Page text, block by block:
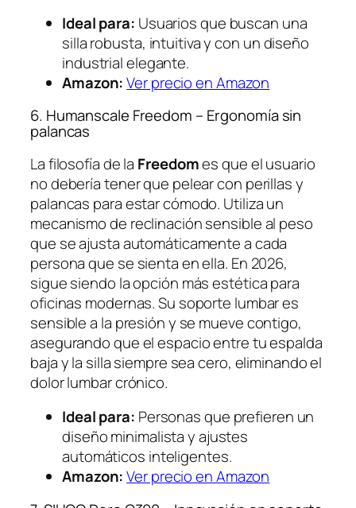
Ideal para: Usuarios que buscan una
silla robusta, intuitiva y con un diseño
industrial elegante.
Amazon: Ver precio en Amazon
6. Humanscale Freedom – Ergonomía sin
palancas
La filosofía de la Freedomes que el usuario
no debería tener que pelear con perillas y
palancas para estar cómodo. Utiliza un
mecanismo de reclinación sensible al peso
que se ajusta automáticamente a cada
persona que se sienta en ella. En 2026,
sigue siendo la opción más estética para
oficinas modernas. Su soporte lumbar es
sensible a la presión y se mueve contigo,
asegurando que el espacio entre tu espalda
baja y la silla siempre sea cero, eliminando el
dolor lumbar crónico.
Ideal para: Personas que prefieren un
diseño minimalista y ajustes
automáticos inteligentes.
Amazon: Ver precio en Amazon